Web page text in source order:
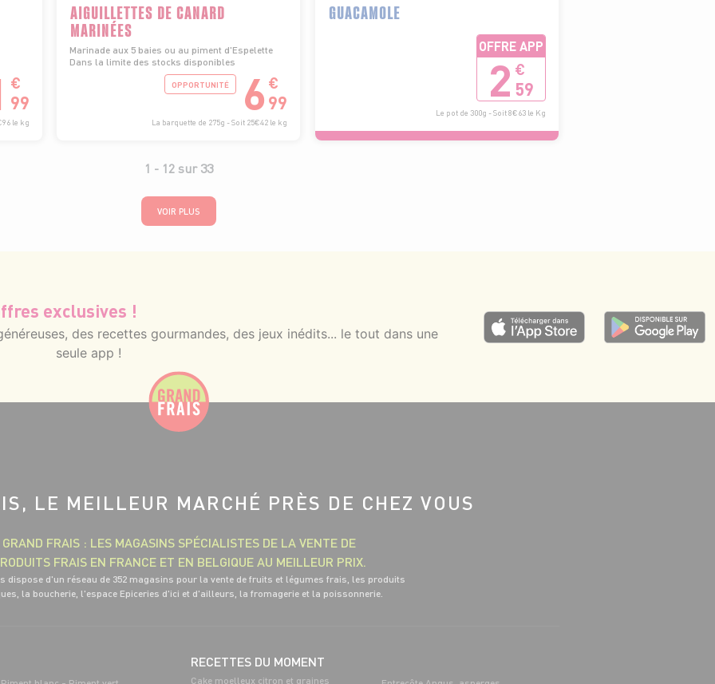
€
99
le kg
AIGUILLETTES DE CANARD
MARINÉES
Marinade aux 5 baies ou au piment d'Espelette
Dans la limite des stocks disponibles
OPPORTUNITÉ 6 €
99
La barquette de 275g - Soit 25€42 le kg
GUACAMOLE
OFFRE APP
2 €
59
Le pot de 300g - Soit 8€63 le Kg
1 - 12sur33
VOIR PLUS
exclusives !
des recettes gourmandes, des jeux inédits... le tout dans une
seule app !
LE MEILLEUR MARCHÉ PRÈS DE CHEZ VOUS
GRAND FRAIS : LES MAGASINS SPÉCIALISTES DE LA VENTE DE
FRAIS EN FRANCE ET EN BELGIQUE AU MEILLEUR PRIX.
dispose d'un réseau de 352 magasins pour la vente de fruits et légumes frais, les produits
la boucherie, l'espace Epiceries d'ici et d'ailleurs, la fromagerie et la poissonnerie.
RECETTES DU MOMENT
Cake moelleux citron et graines